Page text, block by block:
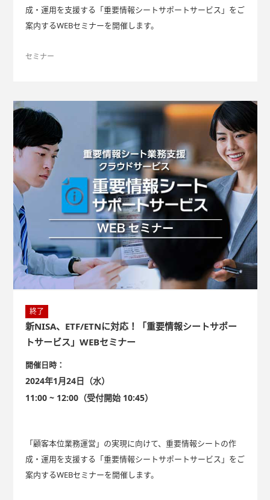
成・運用を支援する「重要情報シートサポートサービス」をご
案内するWEBセミナーを開催します。
セミナー
終了
新NISA、ETF/ETNに対応！「重要情報シートサポー
トサービス」WEBセミナー
開催日時：
2024年1月24日（水）
11:00 ~ 12:00（受付開始 10:45）
「顧客本位業務運営」の実現に向けて、重要情報シートの作
成・運用を支援する「重要情報シートサポートサービス」をご
案内するWEBセミナーを開催します。